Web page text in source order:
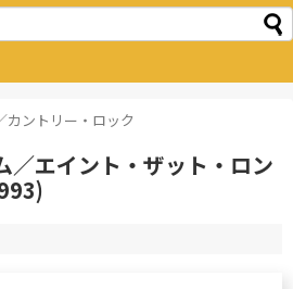
カントリー・ロック
／エイント・ザット・ロン